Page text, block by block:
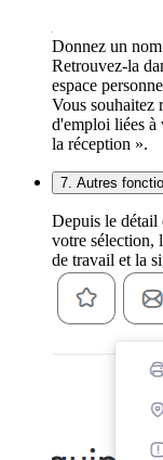
Donnez un
Retrouvez-la
espace
Vous souhaitez
d'emploi liées
la réception ».
7. Autres
Depuis le détail
votre sélection,
de travail et la